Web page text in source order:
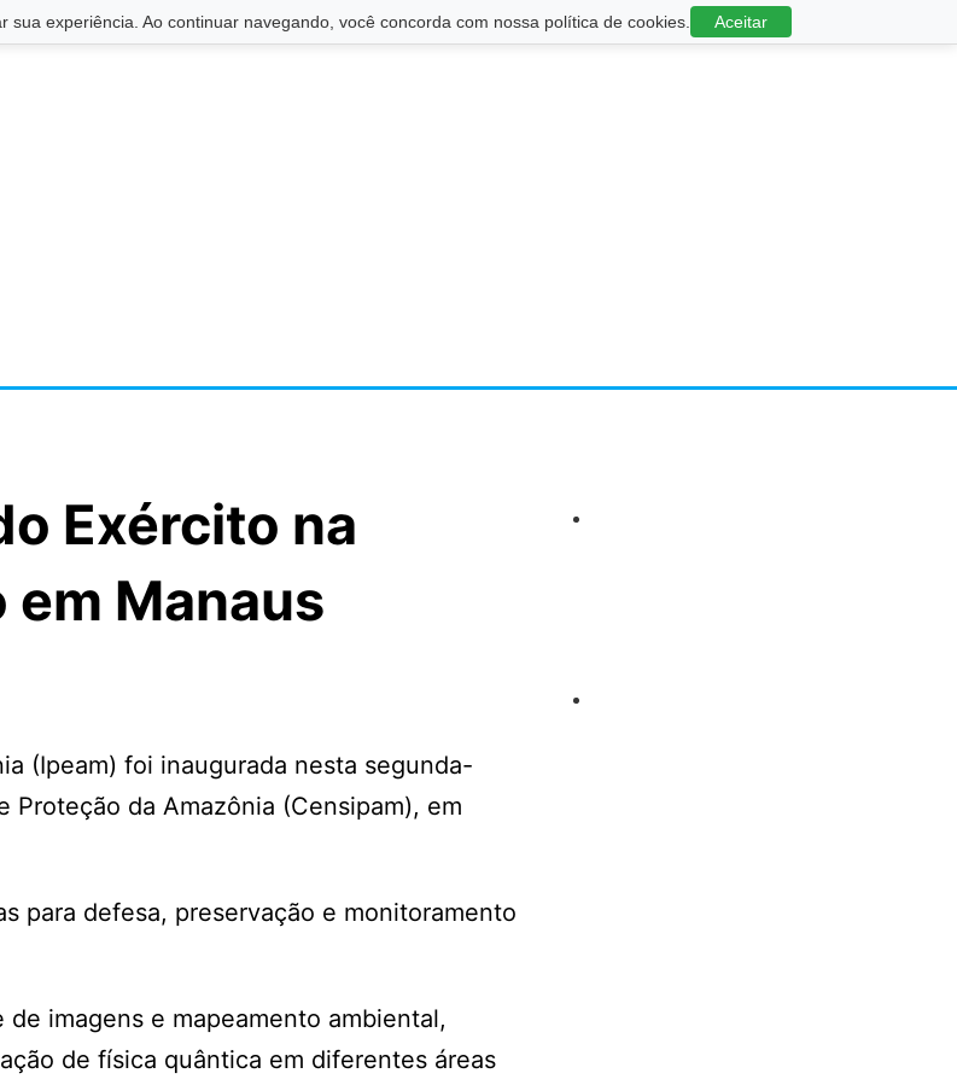
experiência. Ao continuar navegando, você concorda com nossa política de cookies. Aceitar
Exército na
Manaus
(Ipeam) foi inaugurada nesta segunda-
da Amazônia (Censipam), em
para defesa, preservação e monitoramento
imagens e mapeamento ambiental,
de física quântica em diferentes áreas